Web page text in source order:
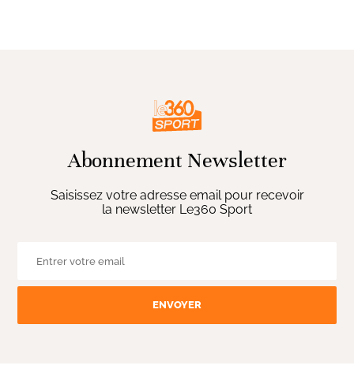
Abonnement Newsletter
Saisissez votre adresse email pour recevoir
la newsletter Le360 Sport
ENVOYER